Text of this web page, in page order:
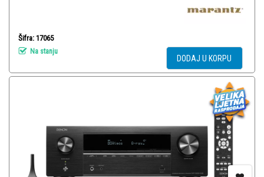
Šifra: 17065
Na stanju
DODAJ U KORPU